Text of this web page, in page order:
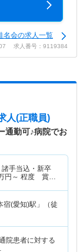
名会の求人一覧
求人番号：9119384
人(正職員)
通勤可♪病院でお
手当込・新卒
円～ 程度 賞与
宿(愛知)駅」（徒
院患者に対する